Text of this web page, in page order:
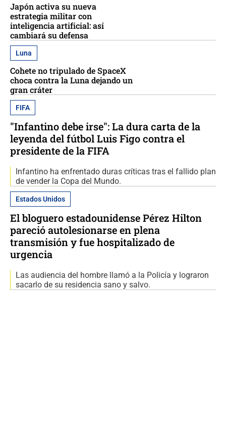
Japón activa su nueva
estrategia militar con
inteligencia artificial: así
cambiará su defensa
Luna
Cohete no tripulado de SpaceX
choca contra la Luna dejando un
gran cráter
FIFA
"Infantino debe irse": La dura carta de la
leyenda del fútbol Luis Figo contra el
presidente de la FIFA
Infantino ha enfrentado duras críticas tras el fallido plan
de vender la Copa del Mundo.
Estados Unidos
El bloguero estadounidense Pérez Hilton
pareció autolesionarse en plena
transmisión y fue hospitalizado de
urgencia
Las audiencia del hombre llamó a la Policía y lograron
sacarlo de su residencia sano y salvo.